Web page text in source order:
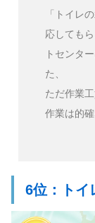
「トイレ
応しても
トセンタ
た、
ただ作業工
作業は的
6位：トイ